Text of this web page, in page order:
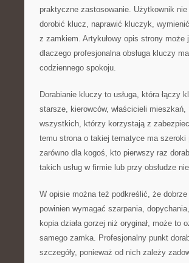
praktyczne zastosowanie. Użytkownik
dorobić klucz, naprawić kluczyk,
z zamkiem. Artykułowy opis strony
dlaczego profesjonalna obsługa kluczy
codziennego spokoju.
Dorabianie kluczy to usługa, która łączy
starsze, kierowców, właścicieli
wszystkich, którzy korzystają z
temu strona o takiej tematyce ma szeroki
zarówno dla kogoś, kto pierwszy raz
takich usług w firmie lub przy obsłudze
W opisie można też podkreślić, że
powinien wymagać szarpania,
kopia działa gorzej niż oryginał, może
samego zamka. Profesjonalny punkt
szczegóły, ponieważ od nich zależy